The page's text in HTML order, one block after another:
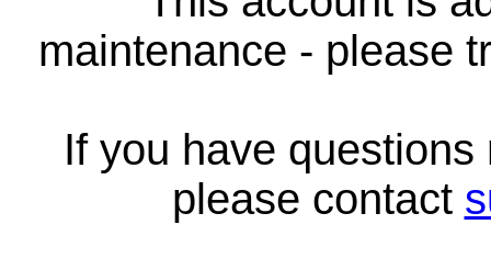
maintenance - please
If you have
please contact